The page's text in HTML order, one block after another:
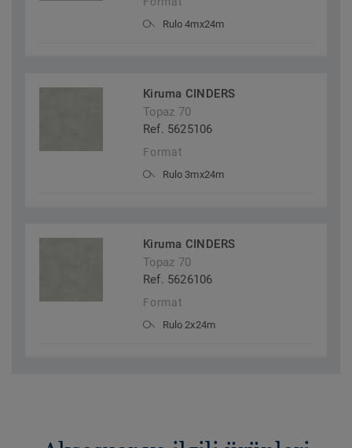
Rulo 4mx24m
Kiruma CINDERS
Topaz 70
Ref. 5625106
Format
Rulo 3mx24m
Kiruma CINDERS
Topaz 70
Ref. 5626106
Format
Rulo 2x24m